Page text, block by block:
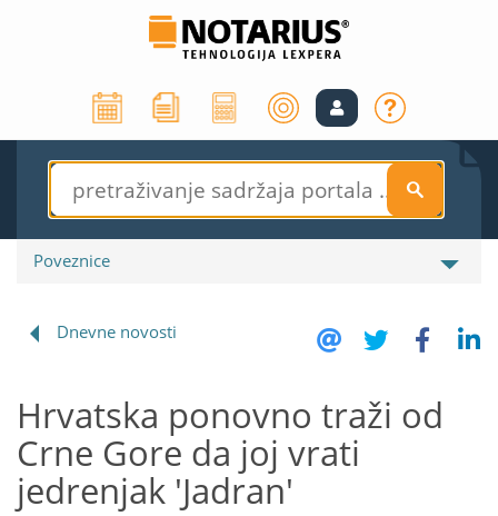
S
Poveznice
Dnevne novosti
Hrvatska ponovno traži od
Crne Gore da joj vrati
jedrenjak 'Jadran'